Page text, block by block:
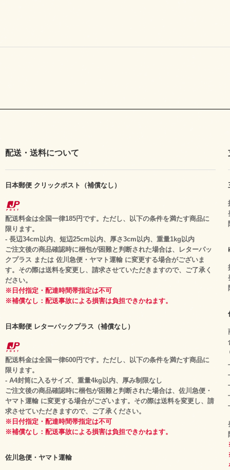
配送・送料について
日本郵便 クリックポスト（補償なし）
配送料金は全国一律185円です。ただし、以下の条件を満たす商品に
限ります。
- 長辺34cm以内、短辺25cm以内、厚さ3cm以内、重量1kg以内
ご注文後の商品確認時に梱包が困難と判断された場合は、レターパッ
クプラス または 佐川急便・ヤマト運輸 に変更する場合がございま
す。その際は送料を変更し、請求させていただきますので、ご了承く
ださい。
※日付指定・配達時間帯指定は不可
※補償なし：配送事故による損害は負担できかねます。
日本郵便 レターパックプラス（補償なし）
配送料金は全国一律600円です。ただし、以下の条件を満たす商品に
限ります。
- A4封筒に入るサイズ、重量4kg以内、厚み制限なし
ご注文後の商品確認時に梱包が困難と判断された場合は、佐川急便・
ヤマト運輸 に変更する場合がございます。その際は送料を変更し、請
求させていただきますので、ご了承ください。
※日付指定・配達時間帯指定は不可
※補償なし：配送事故による損害は負担できかねます。
佐川急便・ヤマト運輸